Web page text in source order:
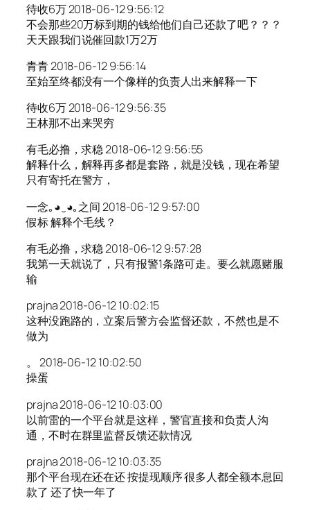
待收6万 2018-06-12 9:56:12
不会那些20万标到期的钱给他们自己还款了吧？？？
天天跟我们说催回款1万2万
青青 2018-06-12 9:56:14
至始至终都没有一个像样的负责人出来解释一下
待收6万 2018-06-12 9:56:35
王林那不出来哭穷
有毛必撸，求稳 2018-06-12 9:56:55
解释什么，解释再多都是套路，就是没钱，现在希望
只有寄托在警方，
一念｡◕‿◕｡之间 2018-06-12 9:57:00
假标 解释个毛线？
有毛必撸，求稳 2018-06-12 9:57:28
我第一天就说了，只有报警1条路可走。要么就愿赌服
输
prajna 2018-06-12 10:02:15
这种没跑路的，立案后警方会监督还款，不然也是不
做为
。 2018-06-12 10:02:50
操蛋
prajna 2018-06-12 10:03:00
以前雷的一个平台就是这样，警官直接和负责人沟
通，不时在群里监督反馈还款情况
prajna 2018-06-12 10:03:35
那个平台现在还在还 按提现顺序 很多人都全额本息回
款了 还了快一年了